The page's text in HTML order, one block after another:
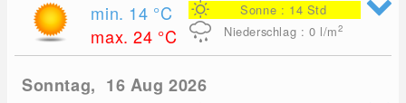
min. 14 °C
max. 24 °C
Sonne : 14 Std
Niederschlag : 0 l/m2
Sonntag, 16 Aug 2026